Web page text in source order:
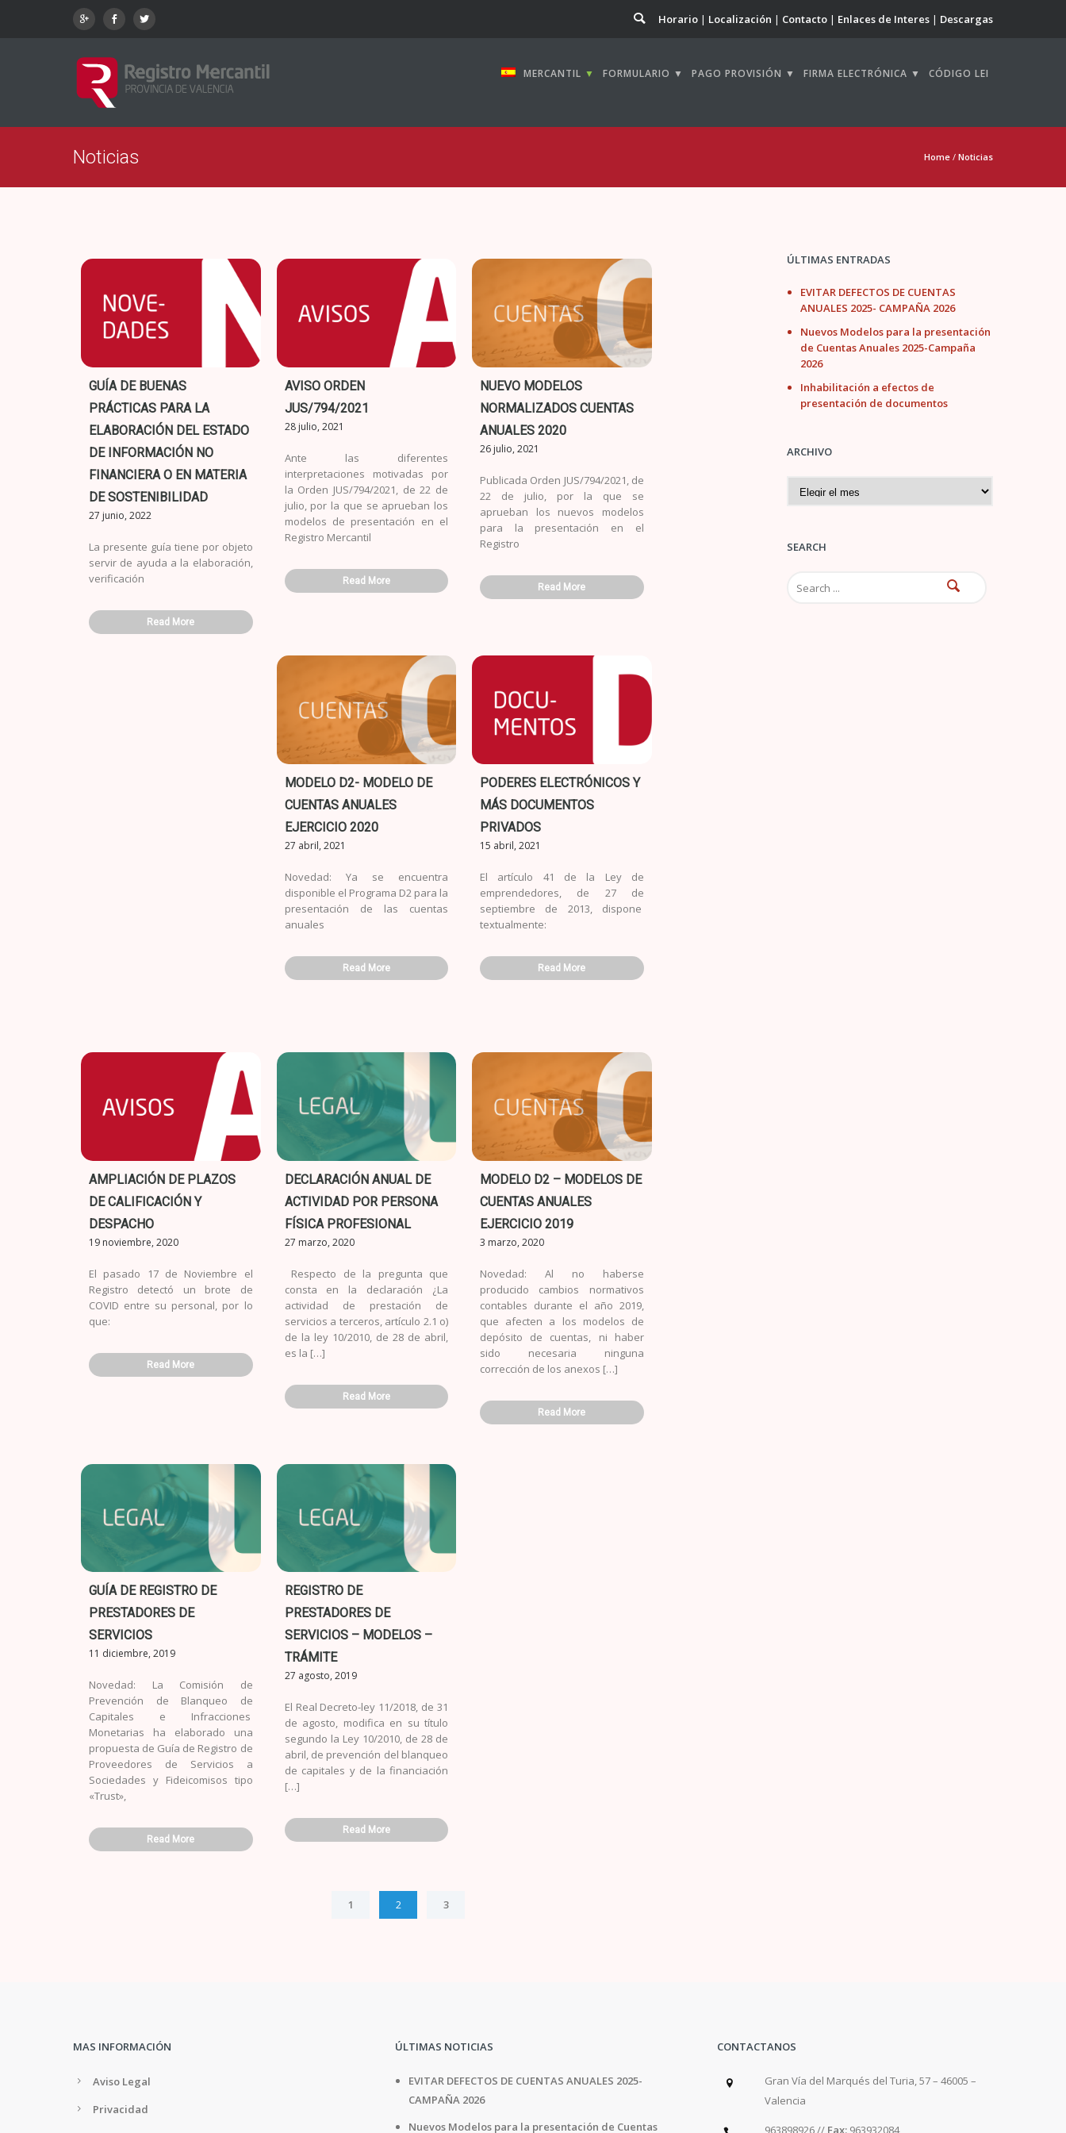
Horario Localización Contacto Enlaces de Interes Descargas
MERCANTIL ▼ FORMULARIO ▼ PAGO PROVISIÓN ▼ FIRMA ELECTRÓNICA ▼ CÓDIGO LEI
Noticias Home / Noticias
GUÍA DE BUENAS
PRÁCTICAS PARA LA
ELABORACIÓN DEL ESTADO
DE INFORMACIÓN NO
FINANCIERA O EN MATERIA
DE SOSTENIBILIDAD
27 junio, 2022
La presente guía tiene por objeto
servir de ayuda a la elaboración,
verificación
Read More
AVISO ORDEN
JUS/794/2021
28 julio, 2021
Ante las diferentes
interpretaciones motivadas por
la Orden JUS/794/2021, de 22 de
julio, por la que se aprueban los
modelos de presentación en el
Registro Mercantil
Read More
NUEVO MODELOS
NORMALIZADOS CUENTAS
ANUALES 2020
26 julio, 2021
Publicada Orden JUS/794/2021, de
22 de julio, por la que se
aprueban los nuevos modelos
para la presentación en el
Registro
Read More
MODELO D2- MODELO DE
CUENTAS ANUALES
EJERCICIO 2020
27 abril, 2021
Novedad: Ya se encuentra
disponible el Programa D2 para la
presentación de las cuentas
anuales
Read More
PODERES ELECTRÓNICOS Y
MÁS DOCUMENTOS
PRIVADOS
15 abril, 2021
El artículo 41 de la Ley de
emprendedores, de 27 de
septiembre de 2013, dispone
textualmente:
Read More
AMPLIACIÓN DE PLAZOS
DE CALIFICACIÓN Y
DESPACHO
19 noviembre, 2020
El pasado 17 de Noviembre el
Registro detectó un brote de
COVID entre su personal, por lo
que:
Read More
DECLARACIÓN ANUAL DE
ACTIVIDAD POR PERSONA
FÍSICA PROFESIONAL
27 marzo, 2020
Respecto de la pregunta que
consta en la declaración ¿La
actividad de prestación de
servicios a terceros, artículo 2.1 o)
de la ley 10/2010, de 28 de abril,
es la […]
Read More
MODELO D2 – MODELOS DE
CUENTAS ANUALES
EJERCICIO 2019
3 marzo, 2020
Novedad: Al no haberse
producido cambios normativos
contables durante el año 2019,
que afecten a los modelos de
depósito de cuentas, ni haber
sido necesaria ninguna
corrección de los anexos […]
Read More
GUÍA DE REGISTRO DE
PRESTADORES DE
SERVICIOS
11 diciembre, 2019
Novedad: La Comisión de
Prevención de Blanqueo de
Capitales e Infracciones
Monetarias ha elaborado una
propuesta de Guía de Registro de
Proveedores de Servicios a
Sociedades y Fideicomisos tipo
«Trust»,
Read More
REGISTRO DE
PRESTADORES DE
SERVICIOS – MODELOS –
TRÁMITE
27 agosto, 2019
El Real Decreto-ley 11/2018, de 31
de agosto, modifica en su título
segundo la Ley 10/2010, de 28 de
abril, de prevención del blanqueo
de capitales y de la financiación
[…]
Read More
1 2 3
ÚLTIMAS ENTRADAS
EVITAR DEFECTOS DE CUENTAS
ANUALES 2025- CAMPAÑA 2026
Nuevos Modelos para la presentación
de Cuentas Anuales 2025-Campaña
2026
Inhabilitación a efectos de
presentación de documentos
ARCHIVO
iSEARCH
MAS INFORMACIÓN
Aviso Legal
Privacidad
ÚLTIMAS NOTICIAS
EVITAR DEFECTOS DE CUENTAS ANUALES 2025-
CAMPAÑA 2026
Nuevos Modelos para la presentación de Cuentas
CONTACTANOS
Gran Vía del Marqués del Turia, 57 – 46005 –
Valencia
963898926 // Fax: 963932084